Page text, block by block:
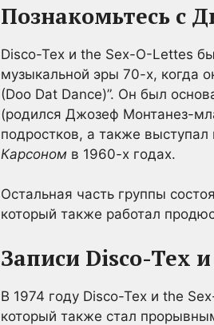
Познакомьтесь с
Disco-Tex и the Sex-O-Lettes
музыкальной эры 70-х, когда
(Doo Dat Dance)”. Он был
(родился Джозеф Монтанез-
подростков, а также выступал
Карсоном в 1960-х годах.
Остальная часть группы
который также работал
Записи Disco-Tex
В 1974 году Disco-Tex и the
который также стал